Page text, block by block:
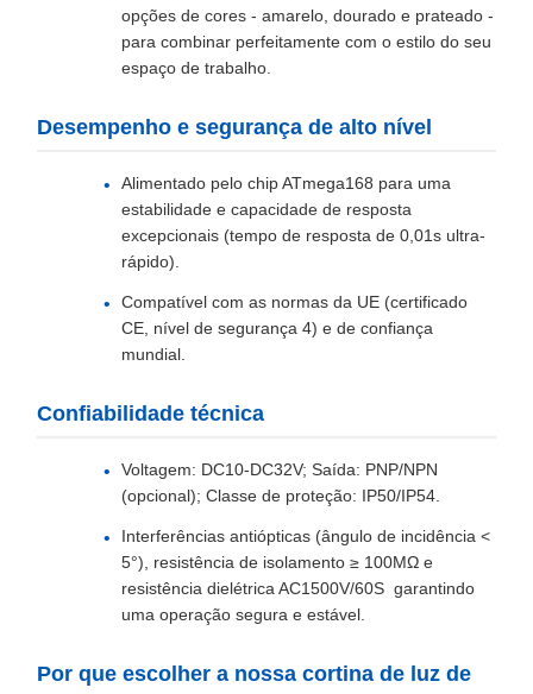
opções de cores - amarelo, dourado e prateado -
para combinar perfeitamente com o estilo do seu
espaço de trabalho.
Desempenho e segurança de alto nível
Alimentado pelo chip ATmega168 para uma
estabilidade e capacidade de resposta
excepcionais (tempo de resposta de 0,01s ultra-
rápido).
Compatível com as normas da UE (certificado
CE, nível de segurança 4) e de confiança
mundial.
Confiabilidade técnica
Voltagem: DC10-DC32V; Saída: PNP/NPN
(opcional); Classe de proteção: IP50/IP54.
Interferências antiópticas (ângulo de incidência <
5°), resistência de isolamento ≥ 100MΩ e
resistência dielétrica AC1500V/60S  garantindo
uma operação segura e estável.
Por que escolher a nossa cortina de luz de